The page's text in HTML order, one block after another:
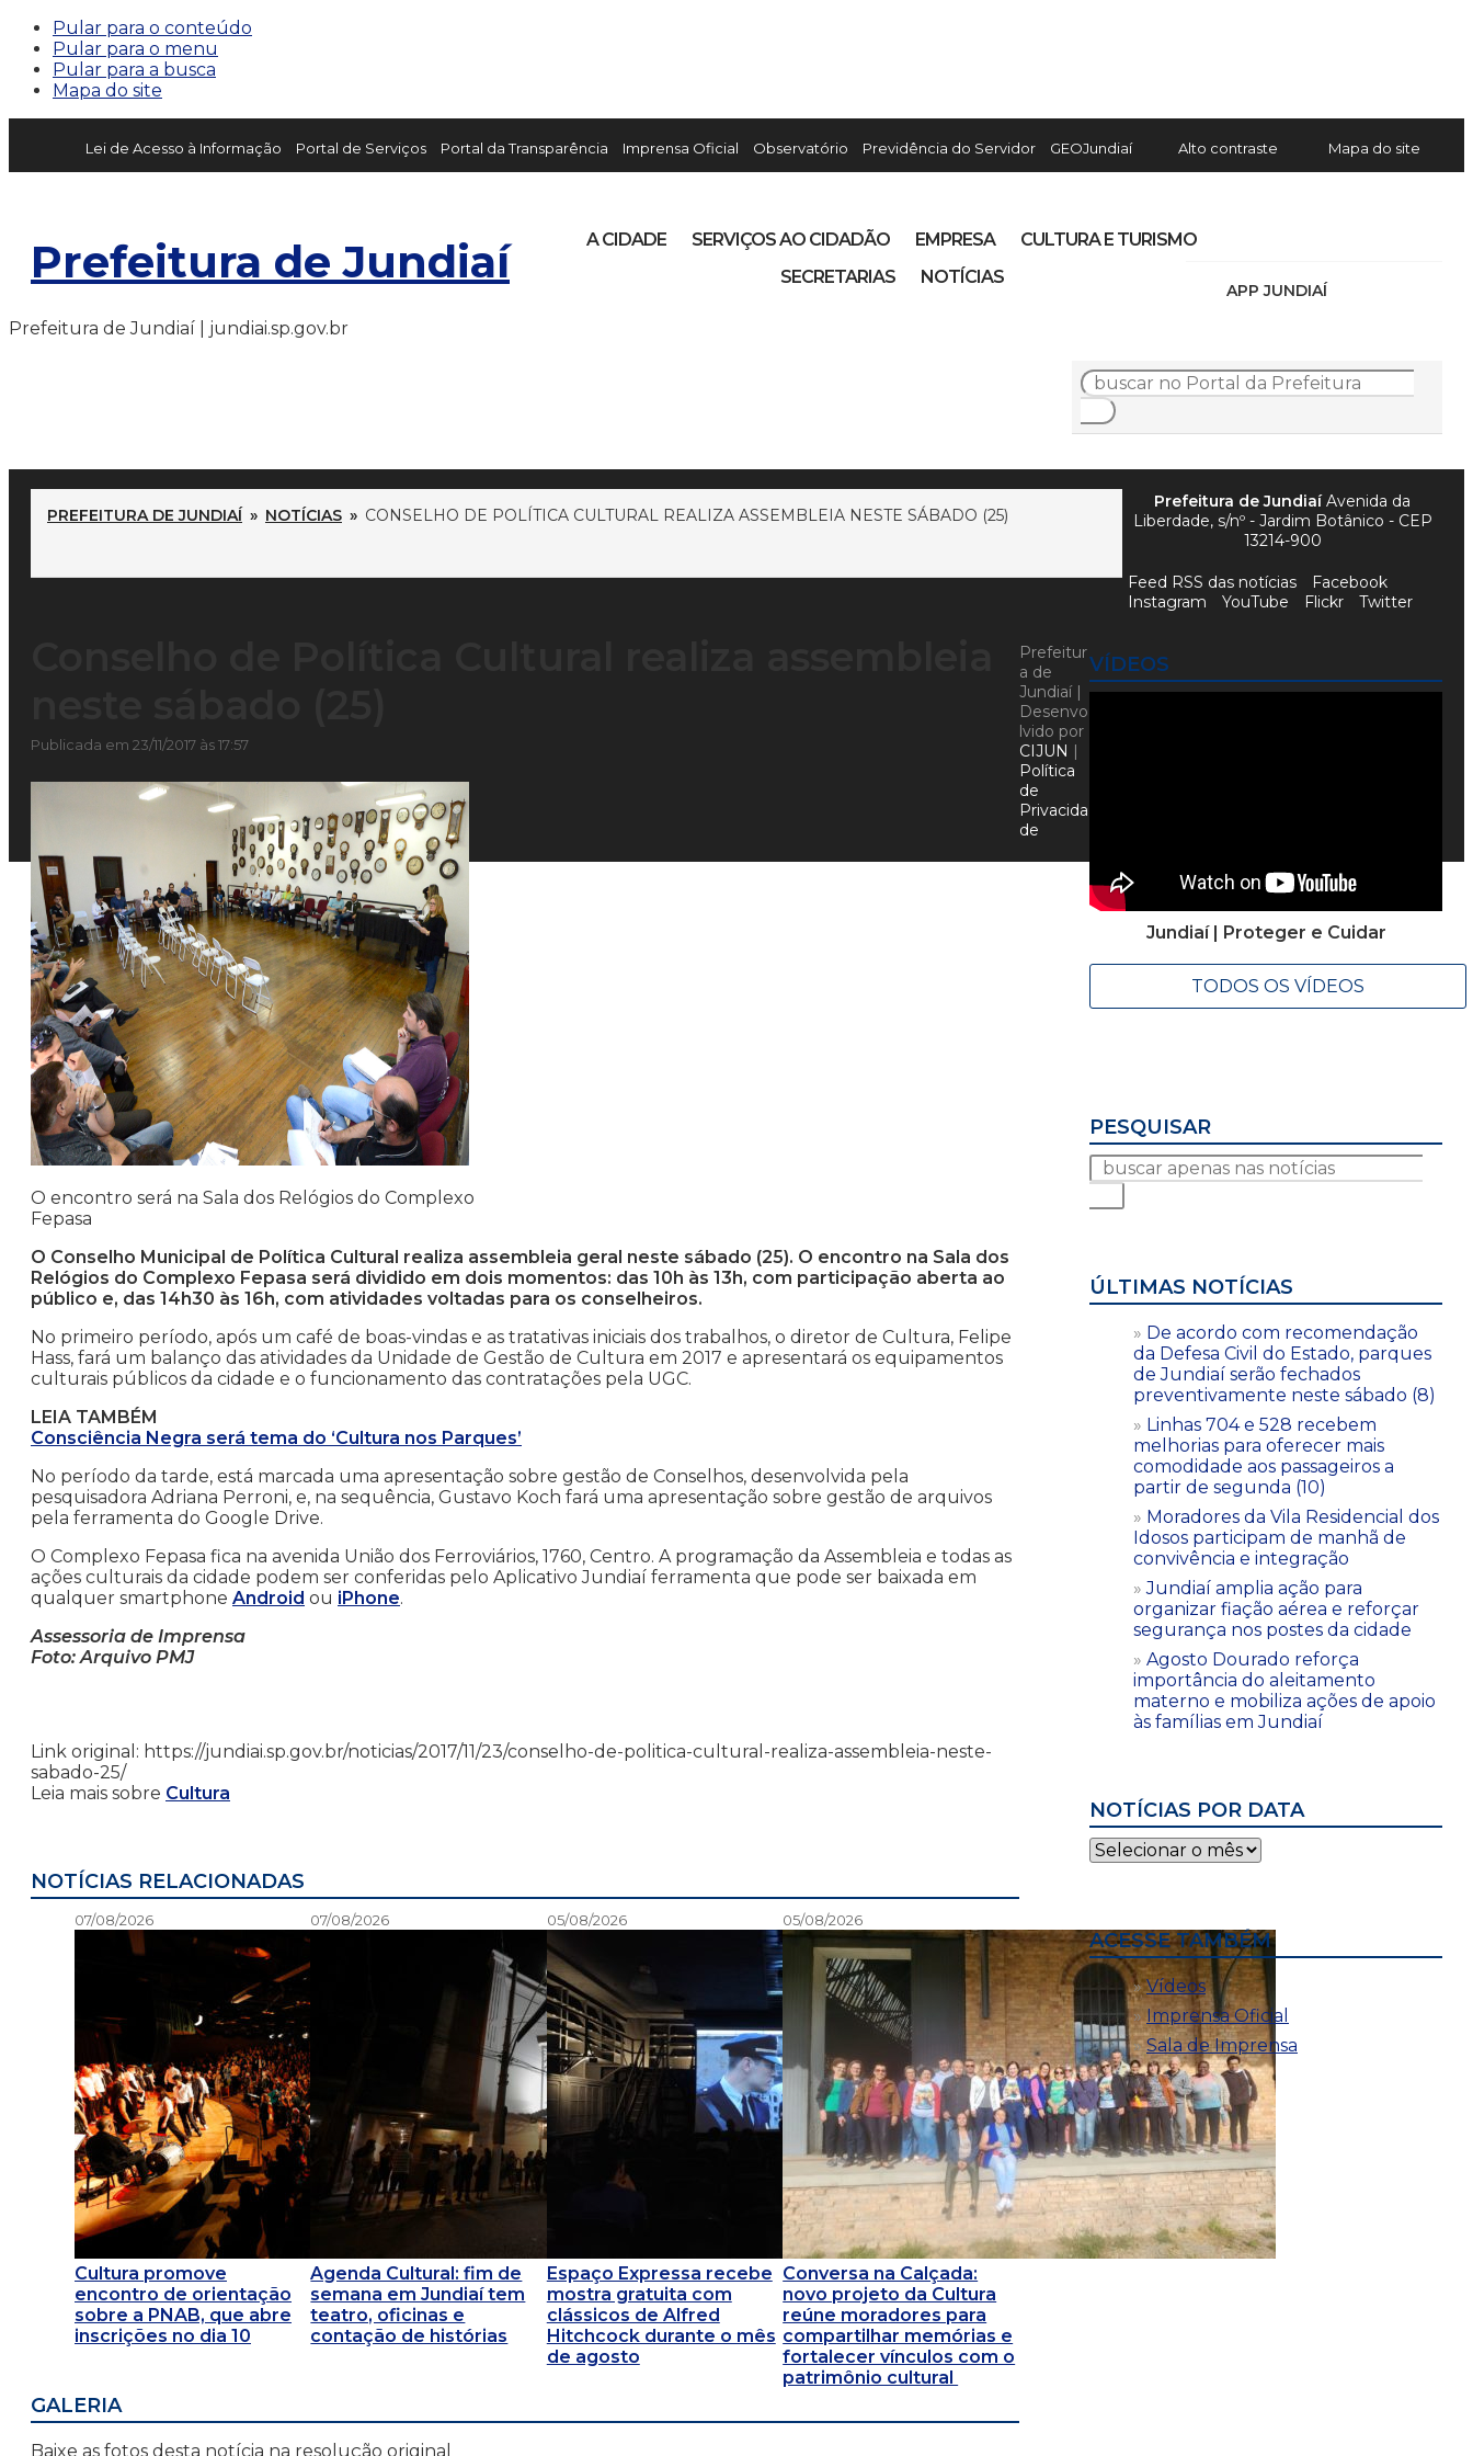
Pular para o conteúdo
Pular para o menu
Pular para a busca
Mapa do site
Lei de Acesso à Informação Portal de Serviços Portal da Transparência Imprensa Oficial Observatório Previdência do Servidor GEOJundiaí Alto contraste Mapa do site
Prefeitura de Jundiaí
APP JUNDIAÍ
A CIDADE SERVIÇOS AO CIDADÃO EMPRESA
CULTURA E TURISMO
SECRETARIAS
NOTÍCIAS
Prefeitura de Jundiaí | jundiai.sp.gov.br
PREFEITURA DE JUNDIAÍ » NOTÍCIAS » CONSELHO DE POLÍTICA CULTURAL REALIZA ASSEMBLEIA NESTE SÁBADO (25)
Publicada em 23/11/2017 às 17:57
O encontro será na Sala dos Relógios do Complexo
Fepasa
O Conselho Municipal de Política Cultural realiza assembleia geral neste sábado (25). O encontro na Sala dos
Relógios do Complexo Fepasa será dividido em dois momentos: das 10h às 13h, com participação aberta ao
público e, das 14h30 às 16h, com atividades voltadas para os conselheiros.
No primeiro período, após um café de boas-vindas e as tratativas iniciais dos trabalhos, o diretor de Cultura, Felipe
Hass, fará um balanço das atividades da Unidade de Gestão de Cultura em 2017 e apresentará os equipamentos
culturais públicos da cidade e o funcionamento das contratações pela UGC.
LEIA TAMBÉM
Consciência Negra será tema do ‘Cultura nos Parques’
No período da tarde, está marcada uma apresentação sobre gestão de Conselhos, desenvolvida pela
pesquisadora Adriana Perroni, e, na sequência, Gustavo Koch fará uma apresentação sobre gestão de arquivos
pela ferramenta do Google Drive.
O Complexo Fepasa fica na avenida União dos Ferroviários, 1760, Centro. A programação da Assembleia e todas as
ações culturais da cidade podem ser conferidas pelo Aplicativo Jundiaí ferramenta que pode ser baixada em
qualquer smartphone Android ou iPhone.
Assessoria de Imprensa
Foto: Arquivo PMJ
Link original: https://jundiai.sp.gov.br/noticias/2017/11/23/conselho-de-politica-cultural-realiza-assembleia-neste-
sabado-25/
Leia mais sobre Cultura
NOTÍCIAS RELACIONADAS
07/08/2026
Cultura promove
encontro de orientação
sobre a PNAB, que abre
inscrições no dia 10
07/08/2026
Agenda Cultural: fim de
semana em Jundiaí tem
teatro, oficinas e
contação de histórias
05/08/2026
Espaço Expressa recebe
mostra gratuita com
clássicos de Alfred
Hitchcock durante o mês
de agosto
05/08/2026
Conversa na Calçada:
novo projeto da Cultura
reúne moradores para
compartilhar memórias e
fortalecer vínculos com o
patrimônio cultural
GALERIA
Baixe as fotos desta notícia na resolução original
VÍDEOS
Jundiaí | Proteger e Cuidar
TODOS OS VÍDEOS
PESQUISAR
ÚLTIMAS NOTÍCIAS
De acordo com recomendação
da Defesa Civil do Estado, parques
de Jundiaí serão fechados
preventivamente neste sábado (8)
Linhas 704 e 528 recebem
melhorias para oferecer mais
comodidade aos passageiros a
partir de segunda (10)
Moradores da Vila Residencial dos
Idosos participam de manhã de
convivência e integração
Jundiaí amplia ação para
organizar fiação aérea e reforçar
segurança nos postes da cidade
Agosto Dourado reforça
importância do aleitamento
materno e mobiliza ações de apoio
às famílias em Jundiaí
NOTÍCIAS POR DATA
Notícias
por
ACESSE TAMBÉM
Vídeos
Imprensa Oficial
Sala de Imprensa
Prefeitura de JundiaíAvenida da
Liberdade, s/nº - Jardim Botânico - CEP
13214-900
Feed RSS das notícias
Facebook
Instagram
YouTube Flickr Twitter
Prefeitur
a de
Jundiaí |
Desenvo
lvido por
CIJUN |
Política
de
Privacida
de